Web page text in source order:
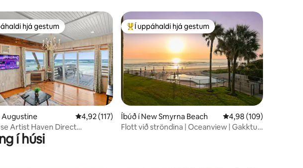
150 umsagnir
uppáhaldi hjá gestum
hjá gestum
Augustine 4,92 af 5 í meðaleinkunn, 117 umsagnir
4,92 (117)
Artist Haven Direct
2br
Í mestu uppáhaldi hjá gestum
Í uppáhaldi hjá gestum
Íbúð í New Smyrna Beach 4,98 af 5 í
4,98 (109)
Flott við ströndina | Oceanview | Gakktu
í húsi